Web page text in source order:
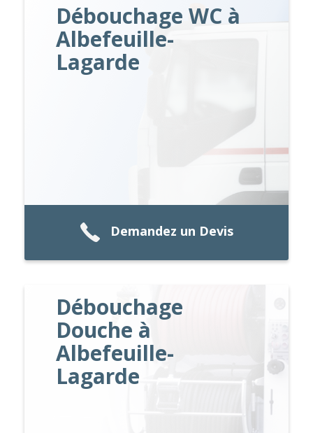
Débouchage WC à
Albefeuille-
Lagarde
Demandez un Devis
Débouchage
Douche à
Albefeuille-
Lagarde